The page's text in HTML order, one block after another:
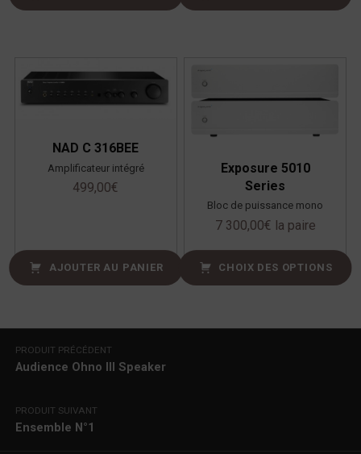
NAD C 316BEE
Amplificateur intégré
499,00€
AJOUTER AU PANIER
Exposure 5010
Series
Bloc de puissance mono
7 300,00€ la paire
CHOIX DES OPTIONS
Navigation de l’article
PRODUIT PRÉCÉDENT
Audience Ohno III Speaker
PRODUIT SUIVANT
Ensemble N°1